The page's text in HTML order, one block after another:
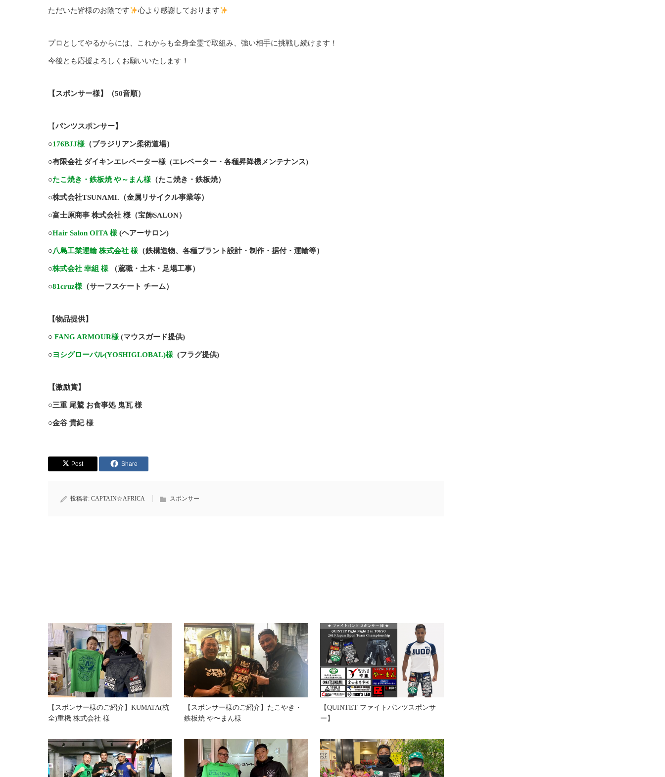
ただいた皆様のお陰です 心より感謝しております
プロとしてやるからには、これからも全身全霊で取組み、強い相手に挑戦し続けます！
今後とも応援よろしくお願いいたします！
【スポンサー様】（50音順）
【パンツスポンサー】
○176BJJ様 （ブラジリアン柔術道場）
○有限会社 ダイキンエレベーター様 (エレベーター・各種昇降機メンテナンス)
○たこ焼き・鉄板焼 や～まん様 （たこ焼き・鉄板焼）
○株式会社TSUNAMI.（金属リサイクル事業等）
○富士原商事 株式会社 様（宝飾SALON）
○Hair Salon OITA 様 (ヘアーサロン)
○八島工業運輸 株式会社 様 （鉄構造物、各種プラント設計・制作・据付・運輸等）
○株式会社 幸組 様 （鳶職・土木・足場工事）
○81cruz様 （サーフスケート チーム）
【物品提供】
○ FANG ARMOUR様 (マウスガード提供)
○ヨシグローバル(YOSHIGLOBAL)様 (フラグ提供)
【激励賞】
○三重 尾鷲 お食事処 鬼瓦 様
○金谷 貴紀 様
Post Share
投稿者: CAPTAIN☆AFRICA スポンサー
【スポンサー様のご紹介】KUMATA(杭
全)重機 株式会社 様
【スポンサー様のご紹介】たこやき・
鉄板焼 や〜まん様
【QUINTET ファイトパンツスポンサ
ー】